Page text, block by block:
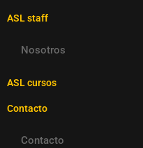
ASL staff
Nosotros
ASL cursos
Contacto
Contacto